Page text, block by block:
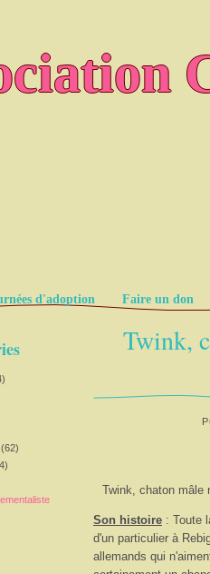
d'adoption Faire un don
(62)
Twink,
Twink, chaton mâle
Son histoire : Toute
d'un particulier à
allemands qui